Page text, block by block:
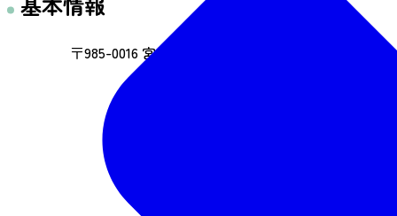
〒985-0016 宮城県塩竈市港町1丁目4-1